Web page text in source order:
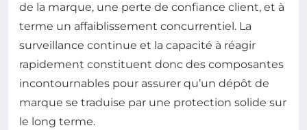
de la marque, une perte de confiance client, et à
terme un affaiblissement concurrentiel. La
surveillance continue et la capacité à réagir
rapidement constituent donc des composantes
incontournables pour assurer qu’un dépôt de
marque se traduise par une protection solide sur
le long terme.